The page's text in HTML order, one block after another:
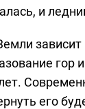
и
зависит
гор
его